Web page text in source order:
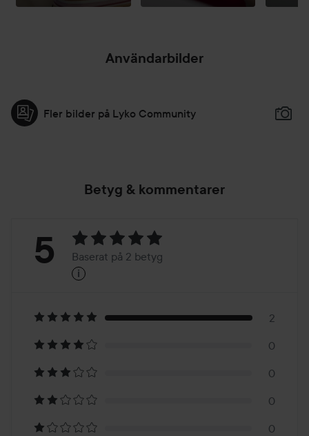
Användarbilder
Fler bilder på Lyko Community
Betyg & kommentarer
Betyg:
Baserat
på
2
betyg
5 Baserat på 2 betyg
i
2
0
0
0
0